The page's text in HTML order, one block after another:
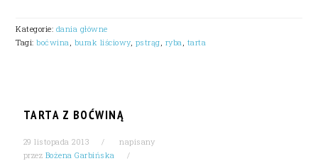
Kategorie: dania główne
Tagi:boćwina burak liściowy, pstrąg ryba tarta
TARTA Z BOĆWINĄ
29 listopada 2013
napisany
przez Bożena Garbińska